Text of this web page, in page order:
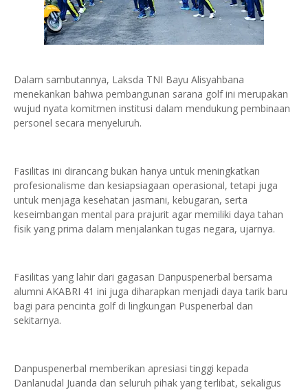
Dalam sambutannya, Laksda TNI Bayu Alisyahbana
menekankan bahwa pembangunan sarana golf ini merupakan
wujud nyata komitmen institusi dalam mendukung pembinaan
personel secara menyeluruh.
Fasilitas ini dirancang bukan hanya untuk meningkatkan
profesionalisme dan kesiapsiagaan operasional, tetapi juga
untuk menjaga kesehatan jasmani, kebugaran, serta
keseimbangan mental para prajurit agar memiliki daya tahan
fisik yang prima dalam menjalankan tugas negara, ujarnya.
Fasilitas yang lahir dari gagasan Danpuspenerbal bersama
alumni AKABRI 41 ini juga diharapkan menjadi daya tarik baru
bagi para pencinta golf di lingkungan Puspenerbal dan
sekitarnya.
Danpuspenerbal memberikan apresiasi tinggi kepada
Danlanudal Juanda dan seluruh pihak yang terlibat, sekaligus